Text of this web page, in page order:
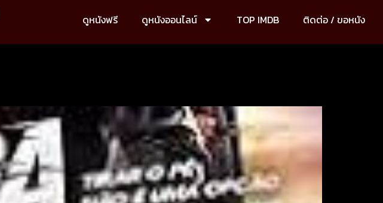
ดูหนังฟรี ดูหนังออนไลน์ TOP IMDB ติดต่อ / ขอหนัง